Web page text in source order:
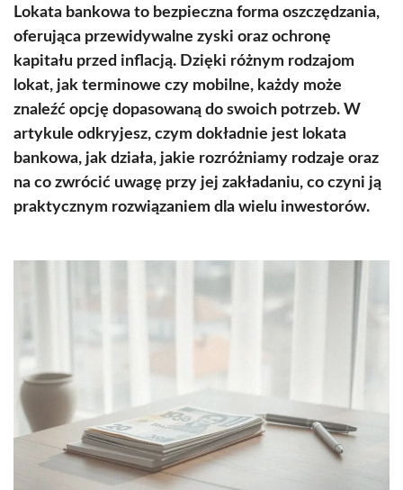
Lokata bankowa to bezpieczna forma oszczędzania,
oferująca przewidywalne zyski oraz ochronę
kapitału przed inflacją. Dzięki różnym rodzajom
lokat, jak terminowe czy mobilne, każdy może
znaleźć opcję dopasowaną do swoich potrzeb. W
artykule odkryjesz, czym dokładnie jest lokata
bankowa, jak działa, jakie rozróżniamy rodzaje oraz
na co zwrócić uwagę przy jej zakładaniu, co czyni ją
praktycznym rozwiązaniem dla wielu inwestorów.